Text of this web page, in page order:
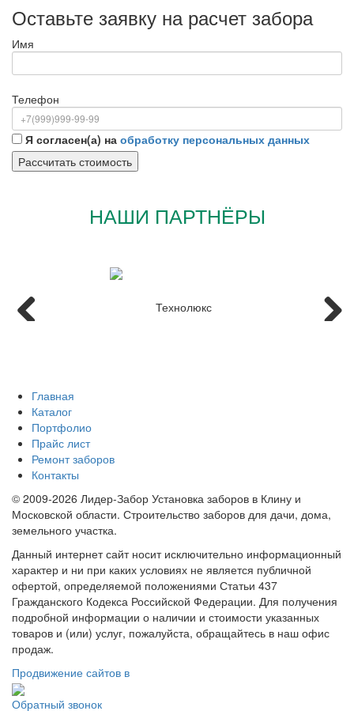
Оставьте заявку на расчет забора
Имя
Телефон
Я согласен(а) на обработку персональных данных
НАШИ ПАРТНЁРЫ
Главная
Каталог
Портфолио
Прайс лист
Ремонт заборов
Контакты
© 2009-2026 Лидер-Забор Установка заборов в Клину и
Московской области. Строительство заборов для дачи, дома,
земельного участка.
Данный интернет сайт носит исключительно информационный
характер и ни при каких условиях не является публичной
офертой, определяемой положениями Статьи 437
Гражданского Кодекса Российской Федерации. Для получения
подробной информации о наличии и стоимости указанных
товаров и (или) услуг, пожалуйста, обращайтесь в наш офис
продаж.
Продвижение сайтов в
Обратный звонок